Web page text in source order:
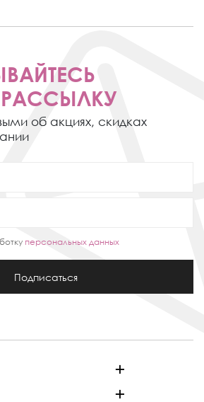
об акциях, скидках
персональных данных
Подписаться